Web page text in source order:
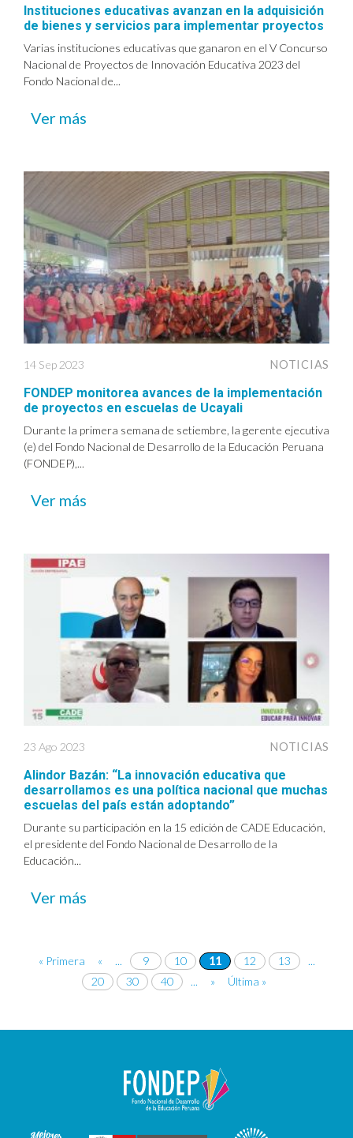
Instituciones educativas avanzan en la adquisición
de bienes y servicios para implementar proyectos
Varias instituciones educativas que ganaron en el V Concurso
Nacional de Proyectos de Innovación Educativa 2023 del
Fondo Nacional de...
Ver más
14 Sep 2023 NOTICIAS
FONDEP monitorea avances de la implementación
de proyectos en escuelas de Ucayali
Durante la primera semana de setiembre, la gerente ejecutiva
(e) del Fondo Nacional de Desarrollo de la Educación Peruana
(FONDEP),...
Ver más
23 Ago 2023 NOTICIAS
Alindor Bazán: “La innovación educativa que
desarrollamos es una política nacional que muchas
escuelas del país están adoptando”
Durante su participación en la 15 edición de CADE Educación,
el presidente del Fondo Nacional de Desarrollo de la
Educación...
Ver más
« Primera « ... 9 10 11 12 13
...
20
30 40 ... » Última »